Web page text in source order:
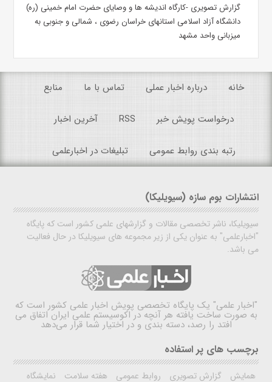
گزارش تصویری -کارگاه اندیشه ها و وصایای حضرت امام خمینی (ره)
دانشگاه آزاد اسلامی استانهای خراسان رضوی ، شمالی و جنوبی به
میزبانی واحد مشهد
خانه درباره اخبار عملی تماس با ما منابع
درخواست پویش خبر RSS آخرین اخبار
رتبه بندی روابط عمومی تبلیغات در اخبارعلمی
انتشارات بوم سازه (سیویلیکا)
سیویلیکا، ناشر تخصصی مقالات و گزارشهای علمی کشور است که پایگاه
"اخبارعلمی" به عنوان یکی از زیر مجموعه های سیویلیکا در حال فعالیت
می باشد.
"اخبار علمی" یک پایگاه تخصصی پویش اخبار علمی کشور است که
به صورت ساخت یافته هر آنچه در اکوسیستم علمی ایران اتفاق می
افتد را رصد، دسته بندی و در اختیار شما قرار می‌دهد
برچسب های پر استفاده
همایش گزارش تصویری روابط عمومی هفته سلامت نمایشگاه